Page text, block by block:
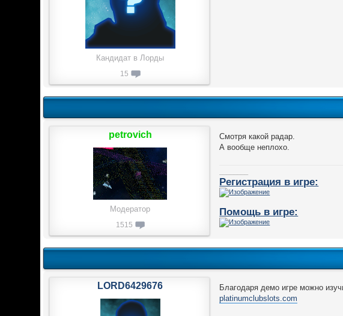
Кандидат в Лорды
15
Смотря какой радар.
А вообще неплохо.
Регистрация в игре:
Помощь в игре:
petrovich
Модератор
1515
Благодаря демо игре можно
platinumclubslots.com
LORD6429676